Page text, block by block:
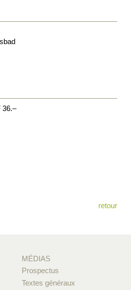
36.–
retour
MÉDIAS
Prospectus
Textes généraux